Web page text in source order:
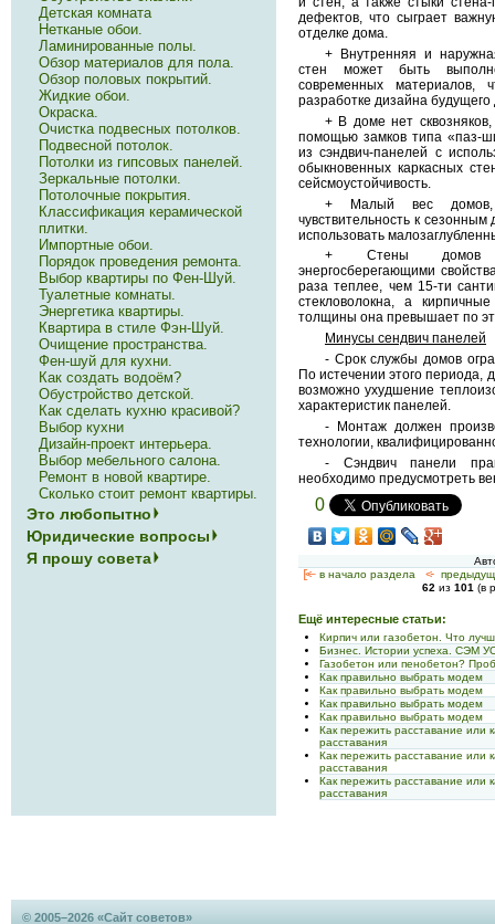
дефектов, что сыграет
отделке дома.
+ Внутренняя и
стен может быть
современных материалов,
разработке дизайна будущего
+ В доме нет
помощью замков типа «паз-
из сэндвич-панелей с
обыкновенных каркасных
сейсмоустойчивость.
+ Малый вес домов,
чувствительность к
использовать
+ Стены домов
энергосберегающими
раза теплее, чем 15-ти
стекловолокна, а
толщины она превышает по
Минусы сендвич панелей
- Срок службы домов
По истечении этого периода,
возможно ухудшение
характеристик панелей.
- Монтаж должен
технологии,
- Сэндвич панели
необходимо предусмотреть
0
[<— в начало раздела <-
62из 101(в
Ещё интересные статьи:
Кирпич или газобетон. Что
Бизнес. Истории успеха. СЭМ
Газобетон или пенобетон?
Как правильно выбрать модем
Как правильно выбрать модем
Как правильно выбрать модем
Как правильно выбрать модем
Как пережить расставание или
расставания
Как пережить расставание или
расставания
Как пережить расставание или
расставания
Детская комната
Нетканые обои.
Ламинированные полы.
Обзор материалов для пола.
Обзор половых покрытий.
Жидкие обои.
Окраска.
Очистка подвесных потолков.
Подвесной потолок.
Потолки из гипсовых панелей.
Зеркальные потолки.
Потолочные покрытия.
Классификация керамической
плитки.
Импортные обои.
Порядок проведения ремонта.
Выбор квартиры по Фен-Шуй.
Туалетные комнаты.
Энергетика квартиры.
Квартира в стиле Фэн-Шуй.
Очищение пространства.
Фен-шуй для кухни.
Как создать водоём?
Обустройство детской.
Как сделать кухню красивой?
Выбор кухни
Дизайн-проект интерьера.
Выбор мебельного салона.
Ремонт в новой квартире.
Сколько стоит ремонт квартиры.
Это любопытно
Юридические вопросы
Я прошу совета
© 2005–2026 «Сайт советов»